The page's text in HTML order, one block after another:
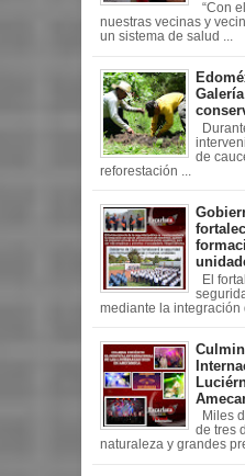
“Con
nuestras vecinas y
un sistema de salud ...
de
reforestación ...
El
mediante la integración
Miles
de tres
naturaleza y grandes